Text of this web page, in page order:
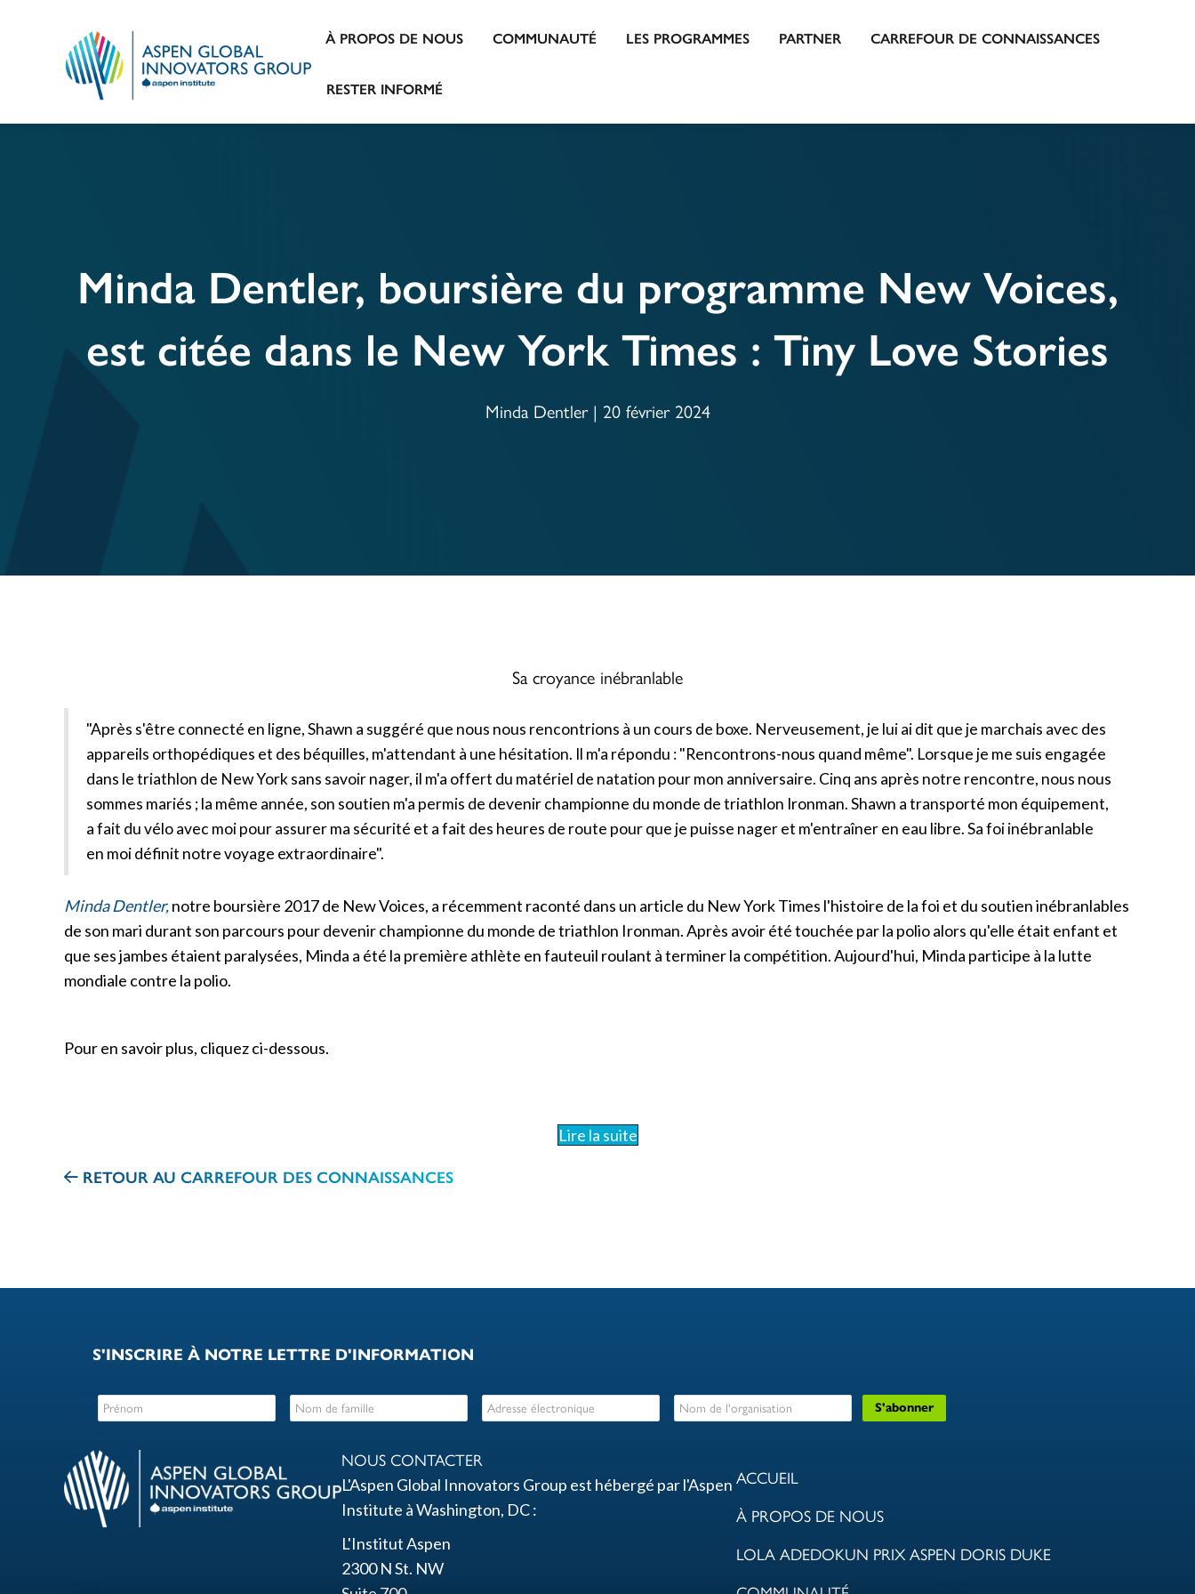
À PROPOS DE NOUS COMMUNAUTÉ LES PROGRAMMES PARTNER CARREFOUR DE CONNAISSANCES
RESTER INFORMÉ
Minda Dentler, boursière du programme New Voices,
est citée dans le New York Times : Tiny Love Stories
Minda Dentler | 20 février 2024
Sa croyance inébranlable
"Après s'être connecté en ligne, Shawn a suggéré que nous nous rencontrions à un cours de boxe. Nerveusement, je lui ai dit que je marchais avec des
appareils orthopédiques et des béquilles, m'attendant à une hésitation. Il m'a répondu : "Rencontrons-nous quand même". Lorsque je me suis engagée
dans le triathlon de New York sans savoir nager, il m'a offert du matériel de natation pour mon anniversaire. Cinq ans après notre rencontre, nous nous
sommes mariés ; la même année, son soutien m'a permis de devenir championne du monde de triathlon Ironman. Shawn a transporté mon équipement,
a fait du vélo avec moi pour assurer ma sécurité et a fait des heures de route pour que je puisse nager et m'entraîner en eau libre. Sa foi inébranlable
en moi définit notre voyage extraordinaire".
Minda Dentler,notre boursière 2017 de New Voices, a récemment raconté dans un article du New York Times l'histoire de la foi et du soutien inébranlables
de son mari durant son parcours pour devenir championne du monde de triathlon Ironman. Après avoir été touchée par la polio alors qu'elle était enfant et
que ses jambes étaient paralysées, Minda a été la première athlète en fauteuil roulant à terminer la compétition. Aujourd'hui, Minda participe à la lutte
mondiale contre la polio.
Pour en savoir plus, cliquez ci-dessous.
Lire la suite
RETOUR AU CARREFOUR DES CONNAISSANCES
S'INSCRIRE À NOTRE LETTRE D'INFORMATION
NOUS CONTACTER
L'Aspen Global Innovators Group est hébergé par l'Aspen
Institute à Washington, DC :
L'Institut Aspen
2300 N St. NW
ACCUEIL
À PROPOS DE NOUS
LOLA ADEDOKUN PRIX ASPEN DORIS DUKE